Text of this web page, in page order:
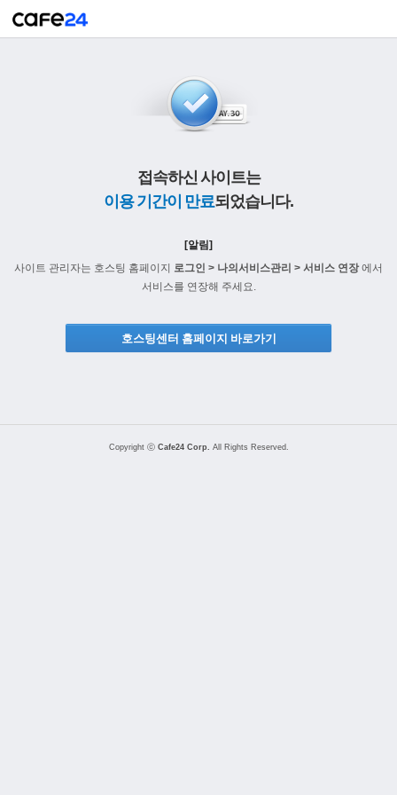
접속하신 사이트는
이용 기간이 만료되었습니다.
[알림]
사이트 관리자는 호스팅 홈페이지 로그인 > 나의서비스관리 > 서비스 연장에서
서비스를 연장해 주세요.
호스팅센터 홈페이지 바로가기
Copyright ⓒ Cafe24 Corp. All Rights Reserved.